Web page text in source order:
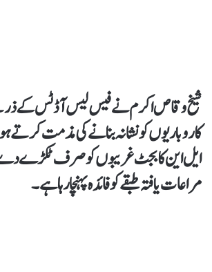
شیخ وقاص اکرم نے فیس لیس آڈٹس کے
کاروباریوں کو نشانہ بنانے کی مذمت
ایل این کا بجٹ غریبوں کو صرف ٹکڑے
مراعات یافتہ طبقے کو فائدہ پہنچارہا ہے۔